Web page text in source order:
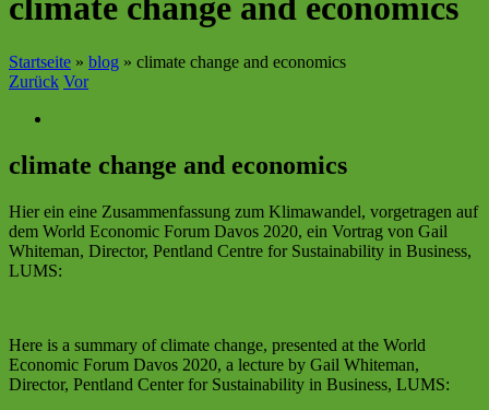
climate change and economics
Startseite » blog » climate change and economics
Zurück Vor
Bild
climate change and economics
Hier ein eine Zusammenfassung zum Klimawandel, vorgetragen auf
dem World Economic Forum Davos 2020, ein Vortrag von Gail
Whiteman, Director, Pentland Centre for Sustainability in Business,
LUMS:
Here is a summary of climate change, presented at the World
Economic Forum Davos 2020, a lecture by Gail Whiteman,
Director, Pentland Center for Sustainability in Business, LUMS: